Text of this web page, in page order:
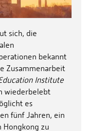
sich, die
bekannt
Zusammenarbeit
Institute
wiederbelebt
es
fünf Jahren, ein
Hongkong zu